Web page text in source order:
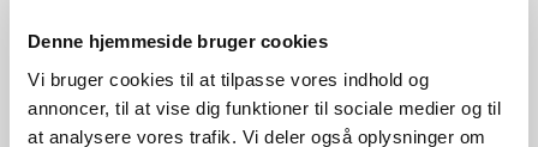
Denne hjemmeside bruger cookies
Vi bruger cookies til at tilpasse vores indhold og
annoncer, til at vise dig funktioner til sociale medier og til
at analysere vores trafik. Vi deler også oplysninger om